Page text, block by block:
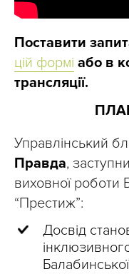
Поставити
цій формі або в
трансляції.
Управлінський
Правда,
виховної роботи
“Престиж”:
Досвід